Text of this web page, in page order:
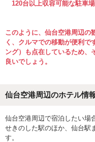
120台以上収容可能な駐車
このように、仙台空港周辺の
く、クルマでの移動が便利で
ング）も点在しているため、
良いでしょう。
仙台空港周辺のホテル情
仙台空港周辺で宿泊したい場
せきのした駅のほか、仙台駅
す。